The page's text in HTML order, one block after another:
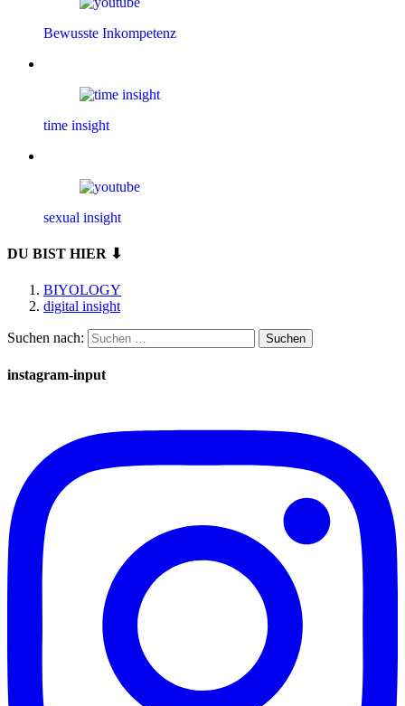
Bewusste Inkompetenz
time insight
sexual insight
DU BIST HIER ⬇
BIYOLOGY
digital insight
Suchen nach:
instagram-input